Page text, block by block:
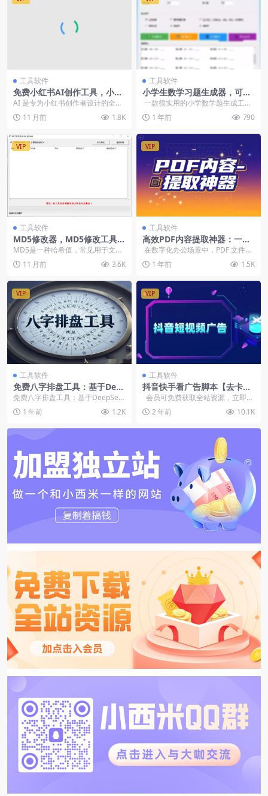
工具软件
免费小红书AI创作工具，小红
书创作者设计的全能在线工具
AI 是专为小红书创作者设计的全能
工具网站提供爆款文案生成、敏感
词检测、Emoj...
11 月前 1.8K
工具软件
小学生数学习题生成器，可自
定题目类型带答案
一款很实用的小学数学题生成工
具，可生成加减乘除以及小数运算
等题目，支...
1 年前 790
VIP
工具软件
MD5修改器，MD5修改工具，
操作简单
MD5是一种哈希值，常见用于文件
完整性检测网盘上的文件查重可以
用7zip查看文件...
11 月前 3.6K
VIP
工具软件
高效PDF内容提取神器：一键
提取文字图片表格
在数字化办公场景中，PDF 文件处
理工具已成为职场人士的必备利
器。今...
1 年前 1.5K
VIP
工具软件
免费八字排盘工具：基于Dee
pSeek强大算法，快速生成精
准八字排盘【在线工具】
免费八字排盘工具：基于DeepSee
k强大算法，快速生成精准八字排盘
🔮 八字排盘...
1 年前 1.2K
VIP
工具软件
抖音快手看广告脚本【去卡密
版本】【简单无使用教程】
会员可免费获取全站资源，立即开
通会员
2 年前 10.1K